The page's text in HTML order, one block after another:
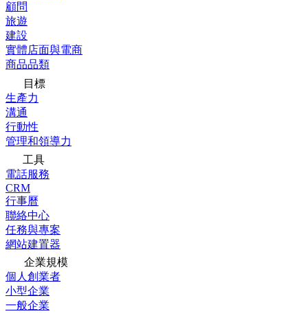
顧問
旅遊
建設
實體店面與電商
商品品類
目標
生產力
溝通
行動性
管理和領導力
工具
電話服務
CRM
行事曆
聯絡中心
任務與專案
網站建置器
企業規模
個人創業者
小型企業
一般企業